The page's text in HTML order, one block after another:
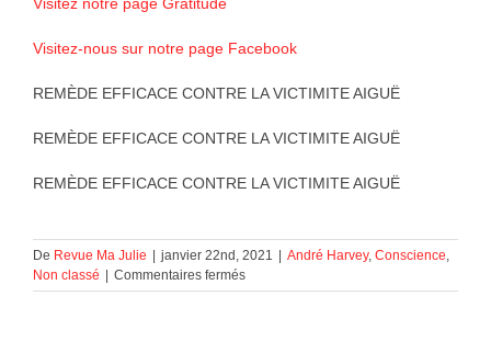
Visitez-nous sur notre page Facebook
REMÈDE EFFICACE CONTRE LA VICTIMITE AIGUË
REMÈDE EFFICACE CONTRE LA VICTIMITE AIGUË
REMÈDE EFFICACE CONTRE LA VICTIMITE AIGUË
De Revue Ma Julie | janvier 22nd, 2021 | André Harvey, Conscience,
Non classé | Commentaires ferméssur
REMÈDE